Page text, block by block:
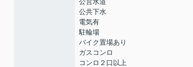
公共下水
電気有
駐輪場
バイク置場あり
ガスコンロ
コンロ２口以上